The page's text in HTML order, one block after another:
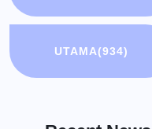
UTAMA(934)